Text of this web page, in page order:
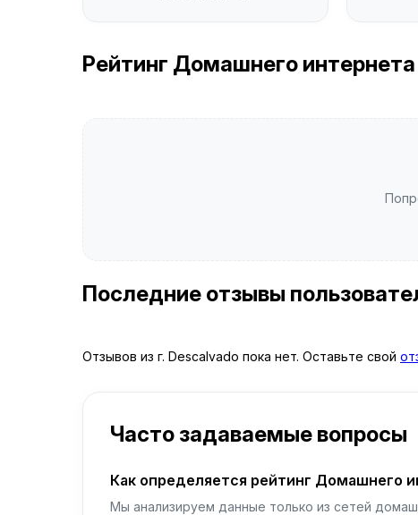
Рейтинг Домашнего интернета
Последние отзывы
Отзывов из г. Descalvado пока нет. Оставьте свой
Часто задаваемые вопросы
Как определяется рейтинг Домашнего
Мы анализируем данные только из сетей